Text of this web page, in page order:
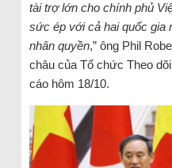
tài trợ lớn cho chính phủ
sức ép với cả hai quốc gia
nhân quyền,” ông Phil
châu của Tổ chức Theo
cáo hôm 18/10.